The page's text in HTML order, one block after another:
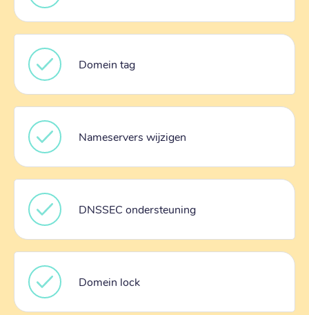
Domein tag
Nameservers wijzigen
DNSSEC ondersteuning
Domein lock